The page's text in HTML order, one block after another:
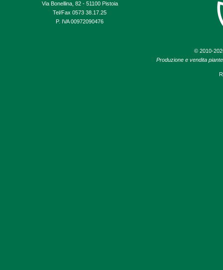
Via Bonellina, 82 - 51100 Pistoia
Tel/Fax 0573 38.17.25
P. IVA 00972090476
© 2010-
Produzione e vendita